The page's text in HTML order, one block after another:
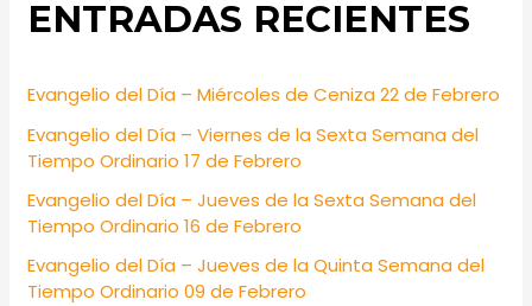
c
r
:
ENTRADAS RECIENTES
Evangelio del Día – Miércoles de Ceniza 22 de Febrero
Evangelio del Día – Viernes de la Sexta Semana del
Tiempo Ordinario 17 de Febrero
Evangelio del Día – Jueves de la Sexta Semana del
Tiempo Ordinario 16 de Febrero
Evangelio del Día – Jueves de la Quinta Semana del
Tiempo Ordinario 09 de Febrero